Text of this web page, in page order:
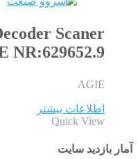
Scaner
NR:629652.9
AGIE
اطلاعات بیشتر
Quick View
آمار بازدید سایت